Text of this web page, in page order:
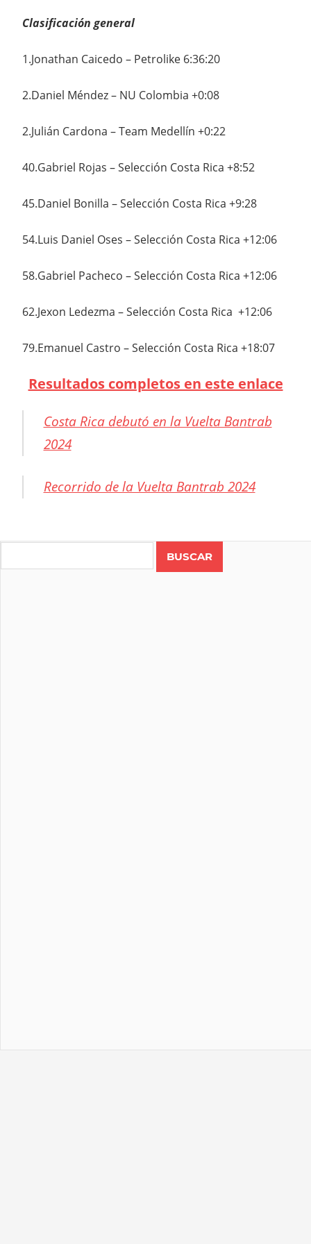
Clasificación general
1.Jonathan Caicedo – Petrolike 6:36:20
2.Daniel Méndez – NU Colombia +0:08
2.Julián Cardona – Team Medellín +0:22
40.Gabriel Rojas – Selección Costa Rica +8:52
45.Daniel Bonilla – Selección Costa Rica +9:28
54.Luis Daniel Oses – Selección Costa Rica +12:06
58.Gabriel Pacheco – Selección Costa Rica +12:06
62.Jexon Ledezma – Selección Costa Rica +12:06
79.Emanuel Castro – Selección Costa Rica +18:07
Resultados completos en este enlace
Costa Rica debutó en la Vuelta Bantrab
2024
Recorrido de la Vuelta Bantrab 2024